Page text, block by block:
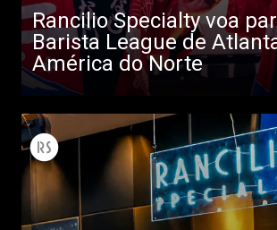
Rancilio Specialty voa
Barista League de
América do Norte
Produtos
Notícias
Descarregar
Mais